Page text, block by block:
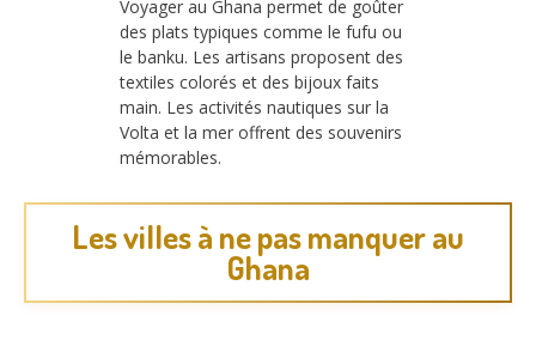
Voyager au Ghana permet de goûter
des plats typiques comme le fufu ou
le banku. Les artisans proposent des
textiles colorés et des bijoux faits
main. Les activités nautiques sur la
Volta et la mer offrent des souvenirs
mémorables.
Les villes à ne pas manquer au
Ghana